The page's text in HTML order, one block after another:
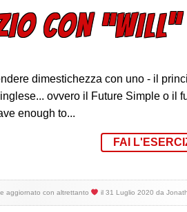
CON “WILL”
dimestichezza con uno - il
ovvero il Future Simple o il
enough to...
FAI
e aggiornato con altrettanto il 31 Luglio 2020 da